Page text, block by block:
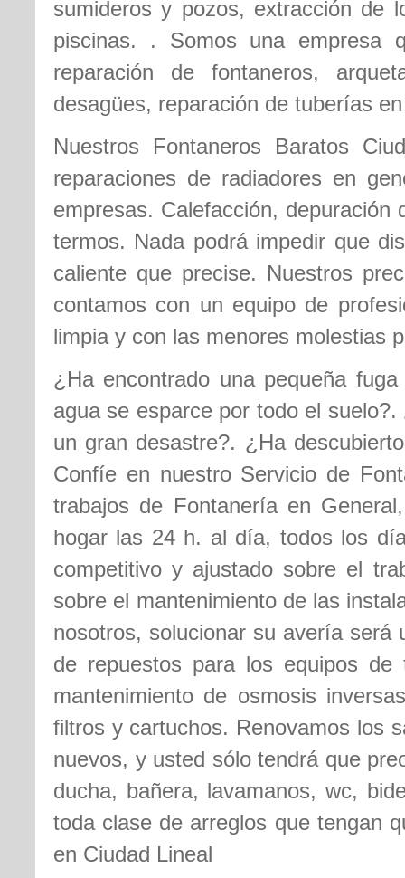
sumideros y pozos, extracción de
piscinas. . Somos una empresa
reparación de fontaneros,
desagües, reparación de tuberías
Nuestros Fontaneros Baratos
reparaciones de radiadores en
empresas. Calefacción,
termos. Nada podrá impedir que
caliente que precise. Nuestros
contamos con un equipo de
limpia y con las menores molestias
¿Ha encontrado una pequeña
agua se esparce por todo el
un gran desastre?. ¿Ha
Confíe en nuestro Servicio de
trabajos de Fontanería en
hogar las 24 h. al día, todos los
competitivo y ajustado sobre el
sobre el mantenimiento de las
nosotros, solucionar su avería será
de repuestos para los equipos
mantenimiento de osmosis
filtros y cartuchos. Renovamos los
nuevos, y usted sólo tendrá que
ducha, bañera, lavamanos, wc,
toda clase de arreglos que tengan
en Ciudad Lineal